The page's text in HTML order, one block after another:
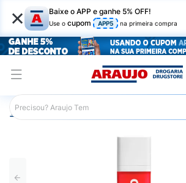
× Baixe o APP e ganhe 5% OFF!
Use o cupom APP5 na primeira compra
Araujo Dermocosméticos